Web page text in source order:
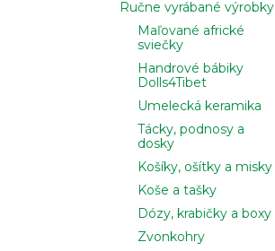
Ručne vyrábané výrobky
Maľované africké
sviečky
Handrové bábiky
Dolls4Tibet
Umelecká keramika
Tácky, podnosy a
dosky
Košíky, ošítky a misky
Koše a tašky
Dózy, krabičky a boxy
Zvonkohry